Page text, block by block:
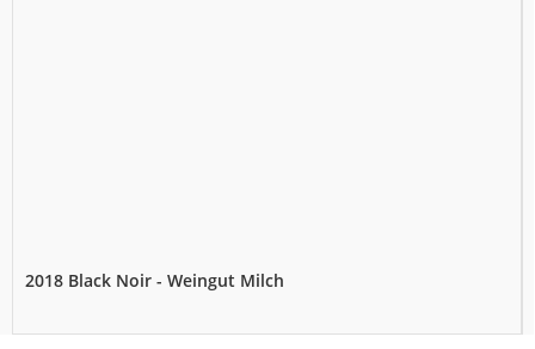
2018 Black Noir - Weingut Milch